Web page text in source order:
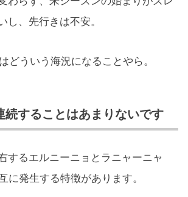
し、先行きは不安。
どういう海況になることやら。
続することはあまりないです
するエルニーニョとラニャーニャ
に発生する特徴があります。